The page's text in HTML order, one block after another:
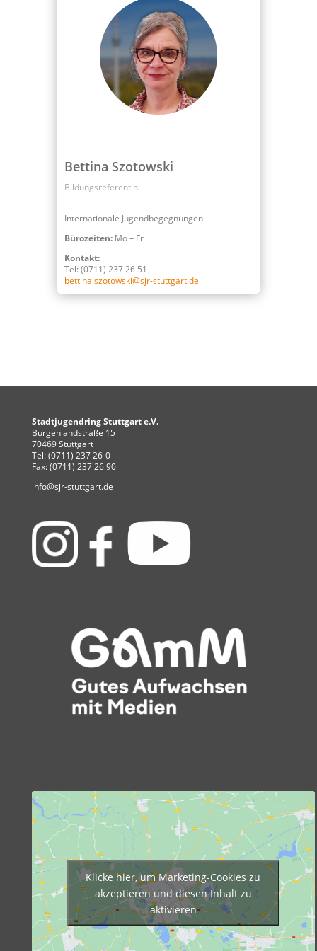
Bettina Szotowski
Bildungsreferentin
Internationale Jugendbegegnungen
Bürozeiten:Mo – Fr
Kontakt:
Tel: (0711) 237 26 51
bettina.szotowski@sjr-stuttgart.de
Stadtjugendring Stuttgart e.V.
Burgenlandstraße 15
70469 Stuttgart
Tel: (0711) 237 26-0
Fax: (0711) 237 26 90
info@sjr-stuttgart.de
Klicke hier, um Marketing-Cookies zu
akzeptieren und diesen Inhalt zu
aktivieren